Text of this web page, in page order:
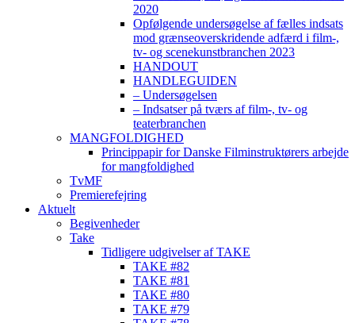
2020
Opfølgende undersøgelse af fælles indsats
mod grænseoverskridende adfærd i film-,
tv- og scenekunstbranchen 2023
HANDOUT
HANDLEGUIDEN
– Undersøgelsen
– Indsatser på tværs af film-, tv- og
teaterbranchen
MANGFOLDIGHED
Princippapir for Danske Filminstruktørers arbejde
for mangfoldighed
TvMF
Premierefejring
Aktuelt
Begivenheder
Take
Tidligere udgivelser af TAKE
TAKE #82
TAKE #81
TAKE #80
TAKE #79